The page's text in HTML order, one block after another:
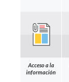
Acceso a la
información